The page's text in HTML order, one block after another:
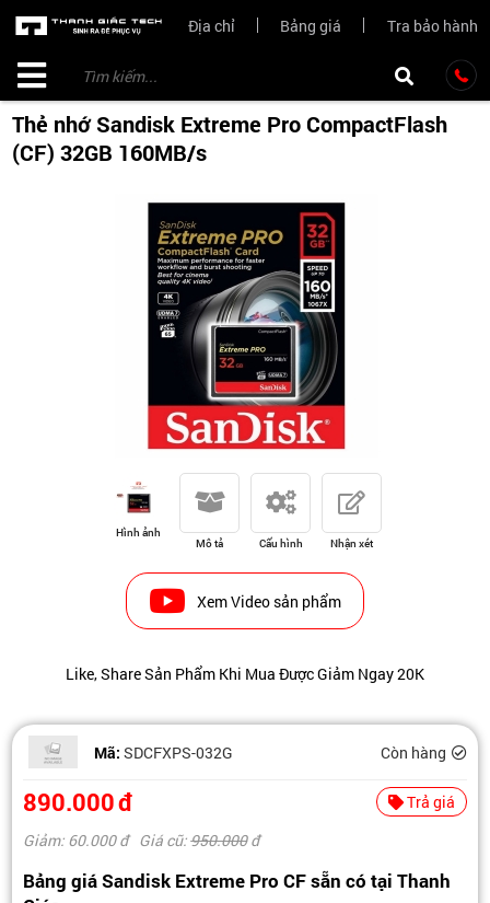
Địa chỉ Bảng giá Tra bảo hành
Thẻ nhớ Sandisk Extreme Pro CompactFlash
(CF) 32GB 160MB/s
Hình ảnh
Mô tả Cấu hình Nhận xét
Xem Video sản phẩm
Like, Share Sản Phẩm Khi Mua Được Giảm Ngay 20K
Mã:SDCFXPS-032G Còn hàng
890.000đ
Trả giá
Giảm: 60.000đ Giá cũ:950.000đ
Bảng giá Sandisk Extreme Pro CF sẵn có tại Thanh